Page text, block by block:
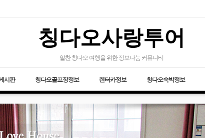
칭다오사랑투어
알찬 칭다오 여행을 위한 정보나눔 커뮤니티
시판 칭다오골프장정보 렌터카정보 칭다오숙박정보